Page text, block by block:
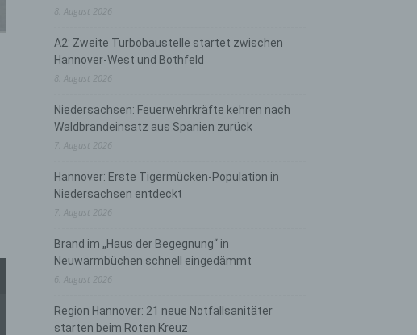
8. August 2026
A2: Zweite Turbobaustelle startet zwischen
Hannover-West und Bothfeld
8. August 2026
Niedersachsen: Feuerwehrkräfte kehren nach
Waldbrandeinsatz aus Spanien zurück
7. August 2026
Hannover: Erste Tigermücken-Population in
Niedersachsen entdeckt
7. August 2026
Brand im „Haus der Begegnung“ in
Neuwarmbüchen schnell eingedämmt
6. August 2026
Region Hannover: 21 neue Notfallsanitäter
starten beim Roten Kreuz